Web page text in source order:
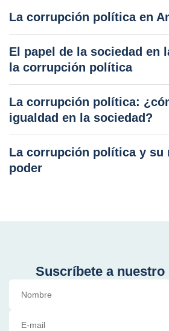
La corrupción política en
El papel de la sociedad en
la corrupción política
La corrupción política:
igualdad en la sociedad?
La corrupción política y su
poder
Suscríbete a nuestro